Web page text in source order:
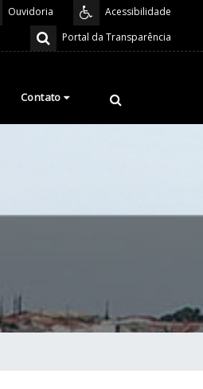
Acessibilidade
Ouvidoria
Portal da Transparência
Contato